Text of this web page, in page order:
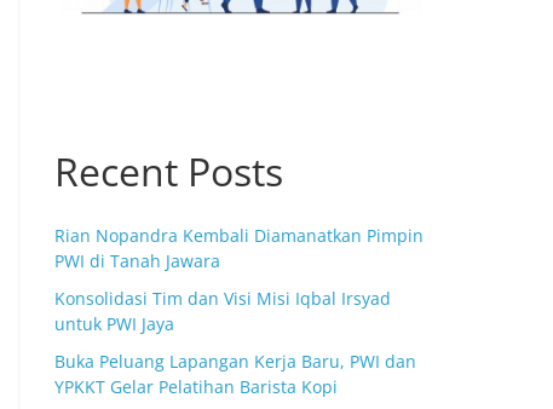
Recent Posts
Rian Nopandra Kembali Diamanatkan Pimpin
PWI di Tanah Jawara
Konsolidasi Tim dan Visi Misi Iqbal Irsyad
untuk PWI Jaya
Buka Peluang Lapangan Kerja Baru, PWI dan
YPKKT Gelar Pelatihan Barista Kopi